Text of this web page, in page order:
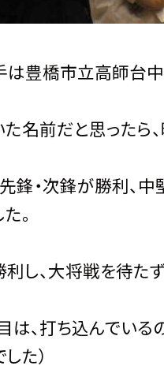
は豊橋市立高師台中
た名前だと思ったら
鋒・次鋒が勝利、
。
し、大将戦を待た
は、打ち込んでい
た）